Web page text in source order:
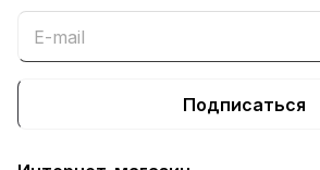
Подписаться